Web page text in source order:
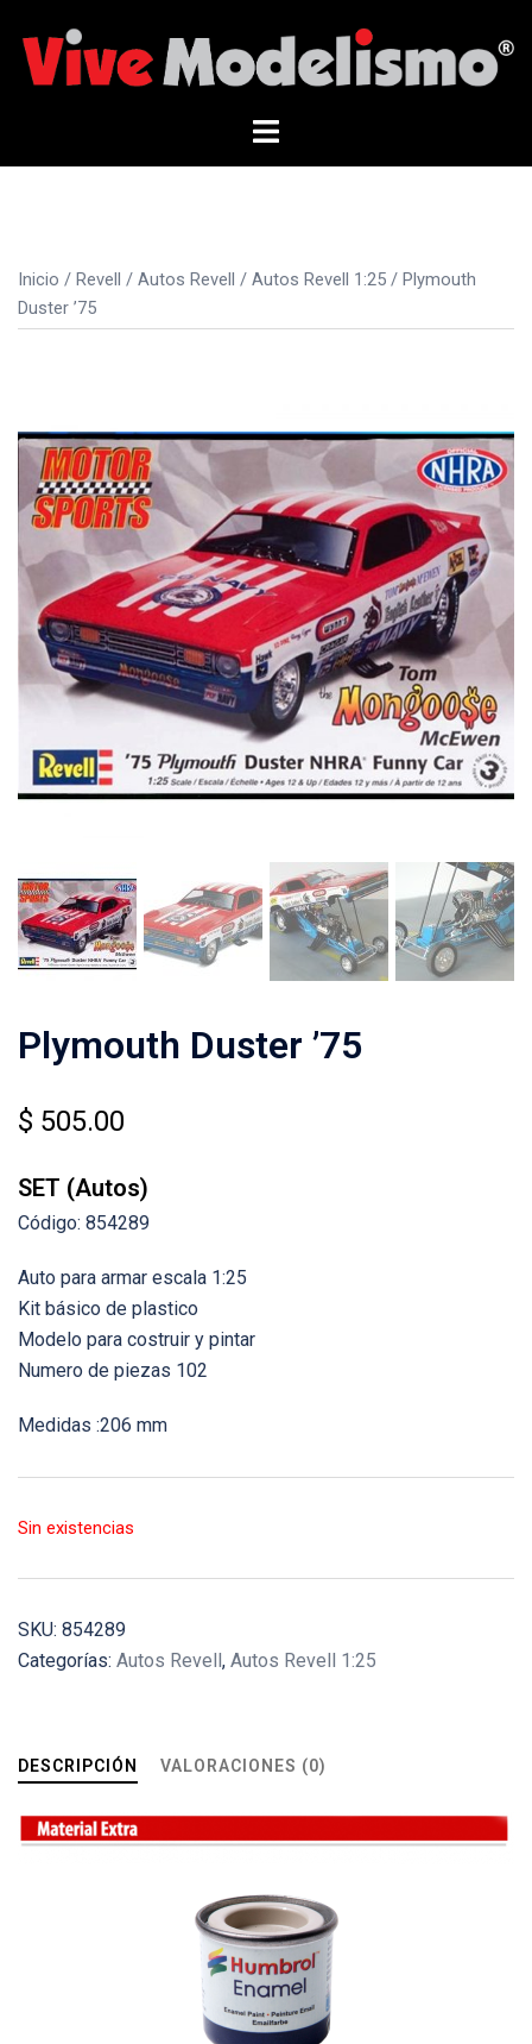
contenido
Alternar
Inicio / Revell / Autos Revell / Autos Revell 1:25 / Plymouth
Duster ’75
Plymouth Duster ’75
$ 505.00
SET (Autos)
Código: 854289
Auto para armar escala 1:25
Kit básico de plastico
Modelo para costruir y pintar
Numero de piezas 102
Medidas :206 mm
Sin existencias
SKU: 854289
Categorías: Autos Revell, Autos Revell 1:25
DESCRIPCIÓN VALORACIONES (0)